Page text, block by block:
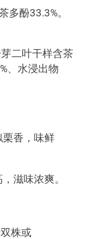
多酚33.3%。
二叶干样含茶
、水浸出物
香，味鲜
滋味浓爽。
株或